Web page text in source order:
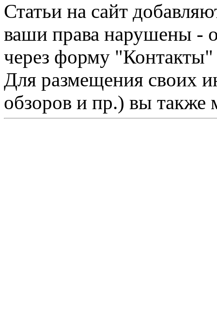
Статьи на сайт
ваши права нарушены -
через форму "Контакты"
Для размещения своих
обзоров и пр.) вы также